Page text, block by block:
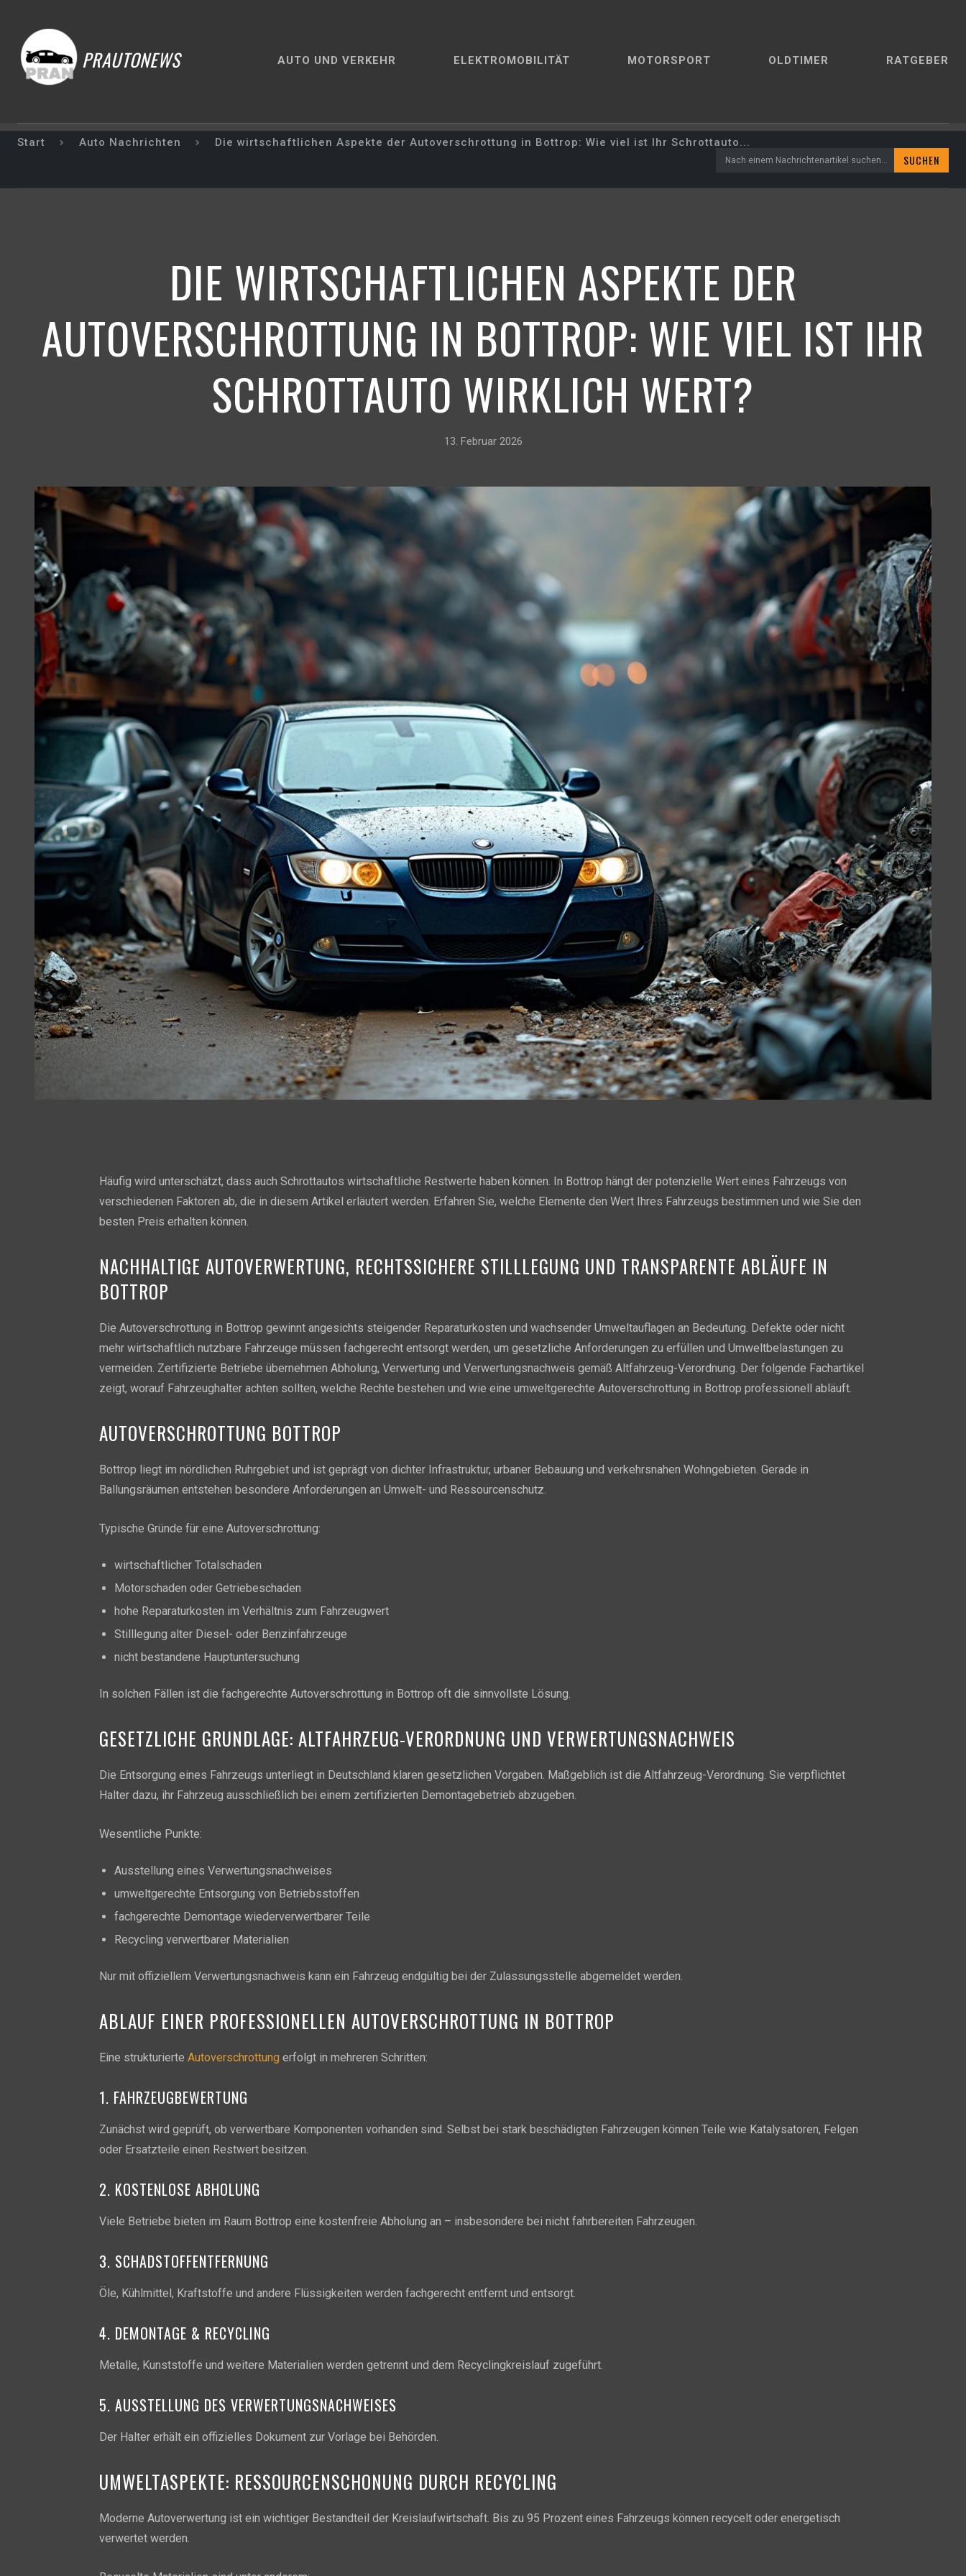
PRAUTONEWS AUTO UND VERKEHR ELEKTROMOBILITÄT MOTORSPORT OLDTIMER RATGEBER
Start Auto Nachrichten Die wirtschaftlichen Aspekte der Autoverschrottung in Bottrop: Wie viel ist Ihr Schrottauto...
Nach einem Nachrichtenartikel suchen... SUCHEN
DIE WIRTSCHAFTLICHEN ASPEKTE DER
AUTOVERSCHROTTUNG IN BOTTROP: WIE VIEL IST IHR
SCHROTTAUTO WIRKLICH WERT?
13. Februar 2026
Häufig wird unterschätzt, dass auch Schrottautos wirtschaftliche Restwerte haben können. In Bottrop hängt der potenzielle Wert eines Fahrzeugs von
verschiedenen Faktoren ab, die in diesem Artikel erläutert werden. Erfahren Sie, welche Elemente den Wert Ihres Fahrzeugs bestimmen und wie Sie den
besten Preis erhalten können.
NACHHALTIGE AUTOVERWERTUNG, RECHTSSICHERE STILLLEGUNG UND TRANSPARENTE ABLÄUFE IN
BOTTROP
Die Autoverschrottung in Bottrop gewinnt angesichts steigender Reparaturkosten und wachsender Umweltauflagen an Bedeutung. Defekte oder nicht
mehr wirtschaftlich nutzbare Fahrzeuge müssen fachgerecht entsorgt werden, um gesetzliche Anforderungen zu erfüllen und Umweltbelastungen zu
vermeiden. Zertifizierte Betriebe übernehmen Abholung, Verwertung und Verwertungsnachweis gemäß Altfahrzeug-Verordnung. Der folgende Fachartikel
zeigt, worauf Fahrzeughalter achten sollten, welche Rechte bestehen und wie eine umweltgerechte Autoverschrottung in Bottrop professionell abläuft.
AUTOVERSCHROTTUNG BOTTROP
Bottrop liegt im nördlichen Ruhrgebiet und ist geprägt von dichter Infrastruktur, urbaner Bebauung und verkehrsnahen Wohngebieten. Gerade in
Ballungsräumen entstehen besondere Anforderungen an Umwelt- und Ressourcenschutz.
Typische Gründe für eine Autoverschrottung:
wirtschaftlicher Totalschaden
Motorschaden oder Getriebeschaden
hohe Reparaturkosten im Verhältnis zum Fahrzeugwert
Stilllegung alter Diesel- oder Benzinfahrzeuge
nicht bestandene Hauptuntersuchung
In solchen Fällen ist die fachgerechte Autoverschrottung in Bottrop oft die sinnvollste Lösung.
GESETZLICHE GRUNDLAGE: ALTFAHRZEUG-VERORDNUNG UND VERWERTUNGSNACHWEIS
Die Entsorgung eines Fahrzeugs unterliegt in Deutschland klaren gesetzlichen Vorgaben. Maßgeblich ist die Altfahrzeug-Verordnung. Sie verpflichtet
Halter dazu, ihr Fahrzeug ausschließlich bei einem zertifizierten Demontagebetrieb abzugeben.
Wesentliche Punkte:
Ausstellung eines Verwertungsnachweises
umweltgerechte Entsorgung von Betriebsstoffen
fachgerechte Demontage wiederverwertbarer Teile
Recycling verwertbarer Materialien
Nur mit offiziellem Verwertungsnachweis kann ein Fahrzeug endgültig bei der Zulassungsstelle abgemeldet werden.
ABLAUF EINER PROFESSIONELLEN AUTOVERSCHROTTUNG IN BOTTROP
Eine strukturierte Autoverschrottung erfolgt in mehreren Schritten:
1. FAHRZEUGBEWERTUNG
Zunächst wird geprüft, ob verwertbare Komponenten vorhanden sind. Selbst bei stark beschädigten Fahrzeugen können Teile wie Katalysatoren, Felgen
oder Ersatzteile einen Restwert besitzen.
2. KOSTENLOSE ABHOLUNG
Viele Betriebe bieten im Raum Bottrop eine kostenfreie Abholung an – insbesondere bei nicht fahrbereiten Fahrzeugen.
3. SCHADSTOFFENTFERNUNG
Öle, Kühlmittel, Kraftstoffe und andere Flüssigkeiten werden fachgerecht entfernt und entsorgt.
4. DEMONTAGE & RECYCLING
Metalle, Kunststoffe und weitere Materialien werden getrennt und dem Recyclingkreislauf zugeführt.
5. AUSSTELLUNG DES VERWERTUNGSNACHWEISES
Der Halter erhält ein offizielles Dokument zur Vorlage bei Behörden.
UMWELTASPEKTE: RESSOURCENSCHONUNG DURCH RECYCLING
Moderne Autoverwertung ist ein wichtiger Bestandteil der Kreislaufwirtschaft. Bis zu 95 Prozent eines Fahrzeugs können recycelt oder energetisch
verwertet werden.